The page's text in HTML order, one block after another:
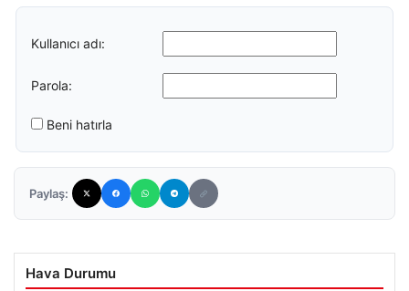
Kullanıcı adı:
Parola:
Beni hatırla
Paylaş:
Hava Durumu